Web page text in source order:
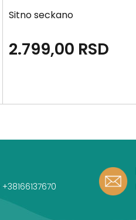
Sitno seckano
2.799,00 RSD
+38166137670